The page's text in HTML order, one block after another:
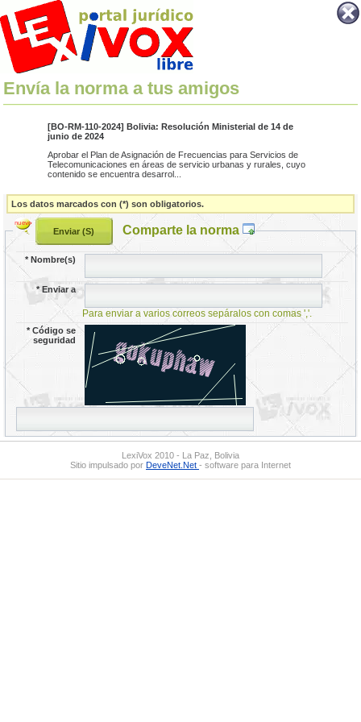
Envía la norma a tus amigos
[BO-RM-110-2024] Bolivia: Resolución Ministerial de 14 de
junio de 2024
Aprobar el Plan de Asignación de Frecuencias para Servicios de
Telecomunicaciones en áreas de servicio urbanas y rurales, cuyo
contenido se encuentra desarrol...
Los datos marcados con (*) son obligatorios.
Comparte la norma
*Nombre(s)
*Enviar a
Para enviar a varios correos sepáralos con comas ','.
*Código se
seguridad
LexiVox 2010 - La Paz, Bolivia
Sitio impulsado por DeveNet.Net - software para Internet